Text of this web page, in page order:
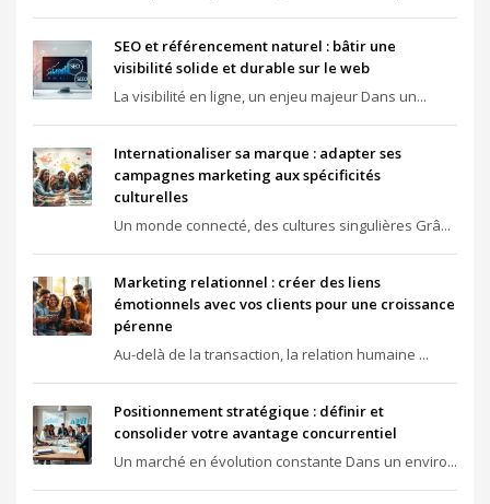
SEO et référencement naturel : bâtir une
visibilité solide et durable sur le web
La visibilité en ligne, un enjeu majeur Dans un...
Internationaliser sa marque : adapter ses
campagnes marketing aux spécificités
culturelles
Un monde connecté, des cultures singulières Grâ...
Marketing relationnel : créer des liens
émotionnels avec vos clients pour une croissance
pérenne
Au-delà de la transaction, la relation humaine ...
Positionnement stratégique : définir et
consolider votre avantage concurrentiel
Un marché en évolution constante Dans un enviro...